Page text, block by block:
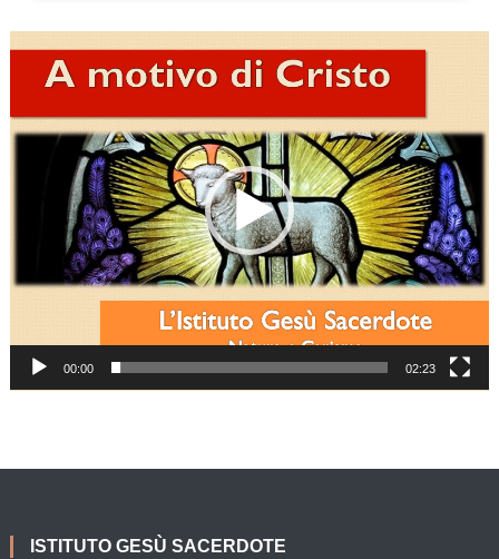
Player
00:00 02:23
ISTITUTO GESÙ SACERDOTE